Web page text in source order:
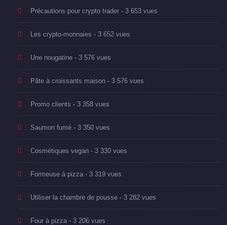
Précautions pour crypto trader - 3 653 vues
Les crypto-monnaies - 3 652 vues
Une nougatine - 3 576 vues
Pâte à croissants maison - 3 576 vues
Promo clients - 3 358 vues
Saumon fumé - 3 350 vues
Cosmétiques vegan - 3 330 vues
Formeuse à pizza - 3 319 vues
Utiliser la chambre de pousse - 3 282 vues
Four à pizza - 3 206 vues